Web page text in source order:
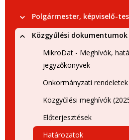
Polgármester, képviselő-
Közgyűlési dokumentumok
MikroDat - Meghívók,
jegyzőkönyvek
Önkormányzati rendeletek
Közgyűlési meghívók
Előterjesztések
Határozatok